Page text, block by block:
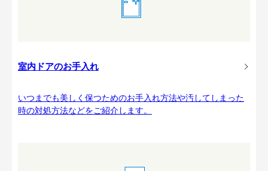
室内ドアのお手入れ
いつまでも美しく保つためのお手入れ方法や汚してしまった
時の対処方法などをご紹介します。